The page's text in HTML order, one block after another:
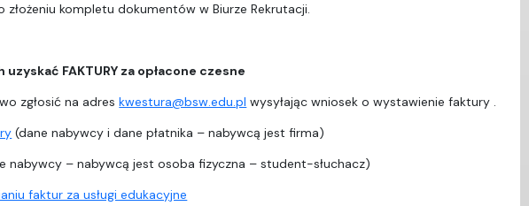
kompletu dokumentów w Biurze Rekrutacji.
FAKTURY za opłacone czesne
zgłosić na adreskwestura@bsw.edu.pl wysyłając wniosek o wystawienie faktury .
(dane nabywcy i dane płatnika – nabywcą jest firma)
nabywcy – nabywcą jest osoba fizyczna – student-słuchacz)
faktur za usługi edukacyjne